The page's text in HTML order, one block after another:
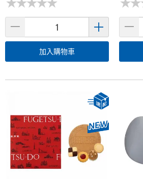
★★★★★
★★★★★
加入購物車
★★
★★